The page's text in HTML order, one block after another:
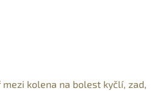
kolena na bolest kyčlí, zad,